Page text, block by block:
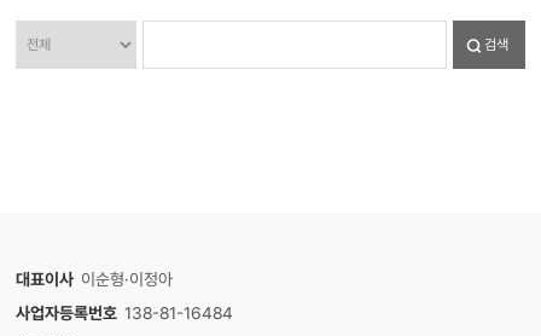
검색
대표이사 이순형·이정아
사업자등록번호 138-81-16484